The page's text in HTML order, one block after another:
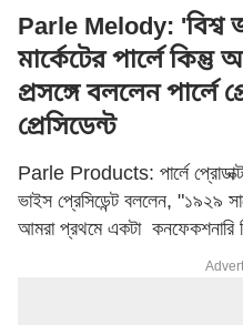
Parle Melody: 'বিশ্ব
মার্কেটের পার্লে
প্রসঙ্গে বললেন পার্লে
প্রেসিডেন্ট
Parle Products: পার্লে
ভাইস প্রেসিডেন্ট বললেন, "১৯২৯
আমরা প্রথমে একটা কনফেকশনারি